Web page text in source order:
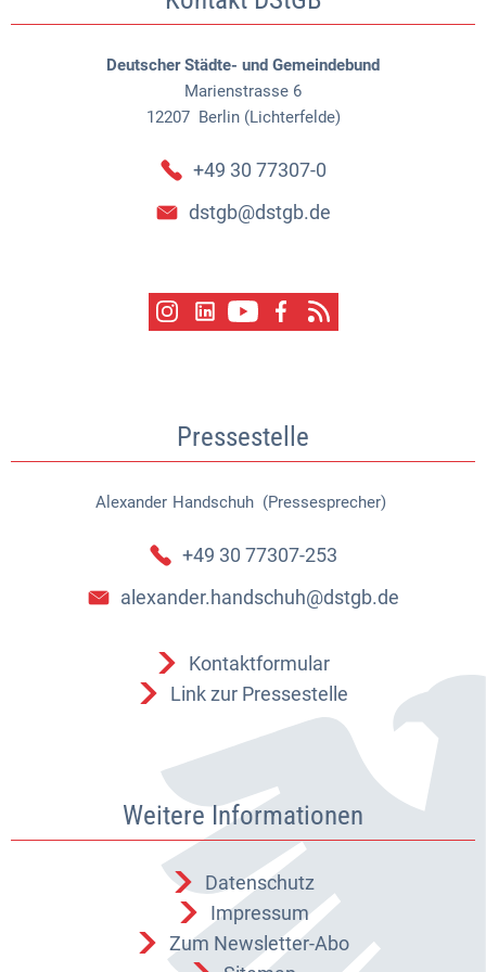
Deutscher Städte- und Gemeindebund
Marienstrasse 6
12207 Berlin (Lichterfelde)
+49 30 77307-0
dstgb@dstgb.de
Pressestelle
Alexander Handschuh (Pressesprecher)
Alexander Handschuh
+49 30 77307-253
alexander.handschuh@dstgb.de
Kontaktformular
Link zur Pressestelle
Weitere Informationen
Datenschutz
Impressum
Zum Newsletter-Abo